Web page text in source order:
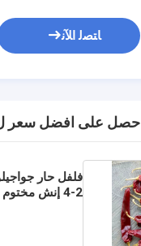
ﺎﺘﺼﻟ ﺍﻶﻧ
احصل على افضل سعر
فلفل حار
2-4 إنش